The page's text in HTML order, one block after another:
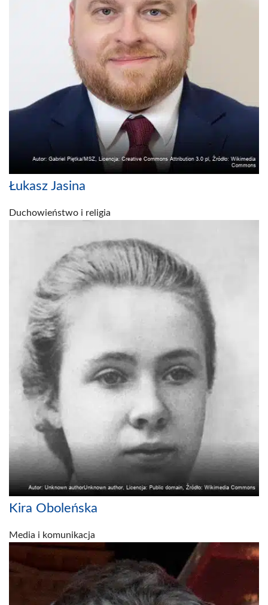
Łukasz Jasina
Duchowieństwo i religia
Kira Oboleńska
Media i komunikacja